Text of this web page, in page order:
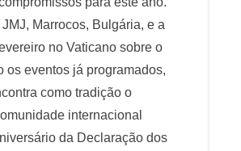
Marrocos, Bulgária, e a
no Vaticano sobre o
os eventos já programados,
como tradição o
internacional
da Declaração dos